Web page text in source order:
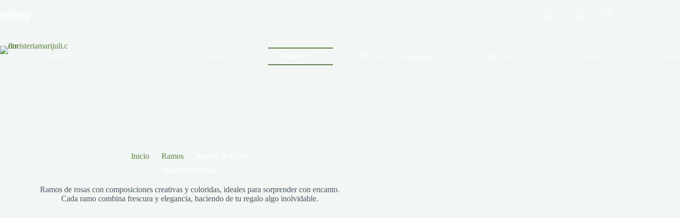
Inicio Ramos
Ramos de rosas con composiciones creativas y coloridas, ideales para sorprender con encanto.
Cada ramo combina frescura y elegancia, haciendo de tu regalo algo inolvidable.